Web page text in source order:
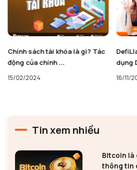
Chính sách tài khóa là gì? Tác
động của chính ...
15/02/2024
dụng
16/11/
Tin xem nhiều
Bitcoin là
thông tin